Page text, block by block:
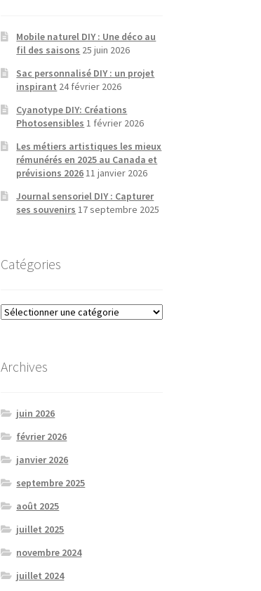
Mobile naturel DIY : Une déco au
fil des saisons 25 juin 2026
Sac personnalisé DIY : un projet
inspirant 24 février 2026
Cyanotype DIY: Créations
Photosensibles 1 février 2026
Les métiers artistiques les mieux
rémunérés en 2025 au Canada et
prévisions 202611 janvier 2026
Journal sensoriel DIY : Capturer
ses souvenirs 17 septembre 2025
Catégories
Catégories
Archives
juin 2026
février 2026
janvier 2026
septembre 2025
août 2025
juillet 2025
novembre 2024
juillet 2024